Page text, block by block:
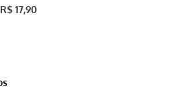
R$ 17,90